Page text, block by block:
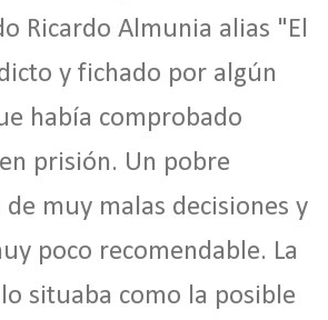
Ricardo Almunia alias "El
y fichado por algún
había comprobado
prisión. Un pobre
muy malas decisiones y
poco recomendable. La
situaba como la posible